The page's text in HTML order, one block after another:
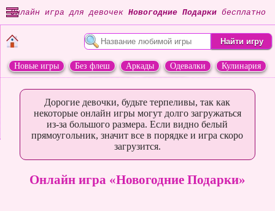
Онлайн игра для девочек Новогодние Подарки бесплатно
Новые игры Без флеш Аркады Одевалки
Кулинария
Дорогие девочки, будьте терпеливы, так как
некоторые онлайн игры могут долго загружаться
из-за большого размера. Если видно белый
прямоугольник, значит все в порядке и игра скоро
загрузится.
Онлайн игра «Новогодние Подарки»